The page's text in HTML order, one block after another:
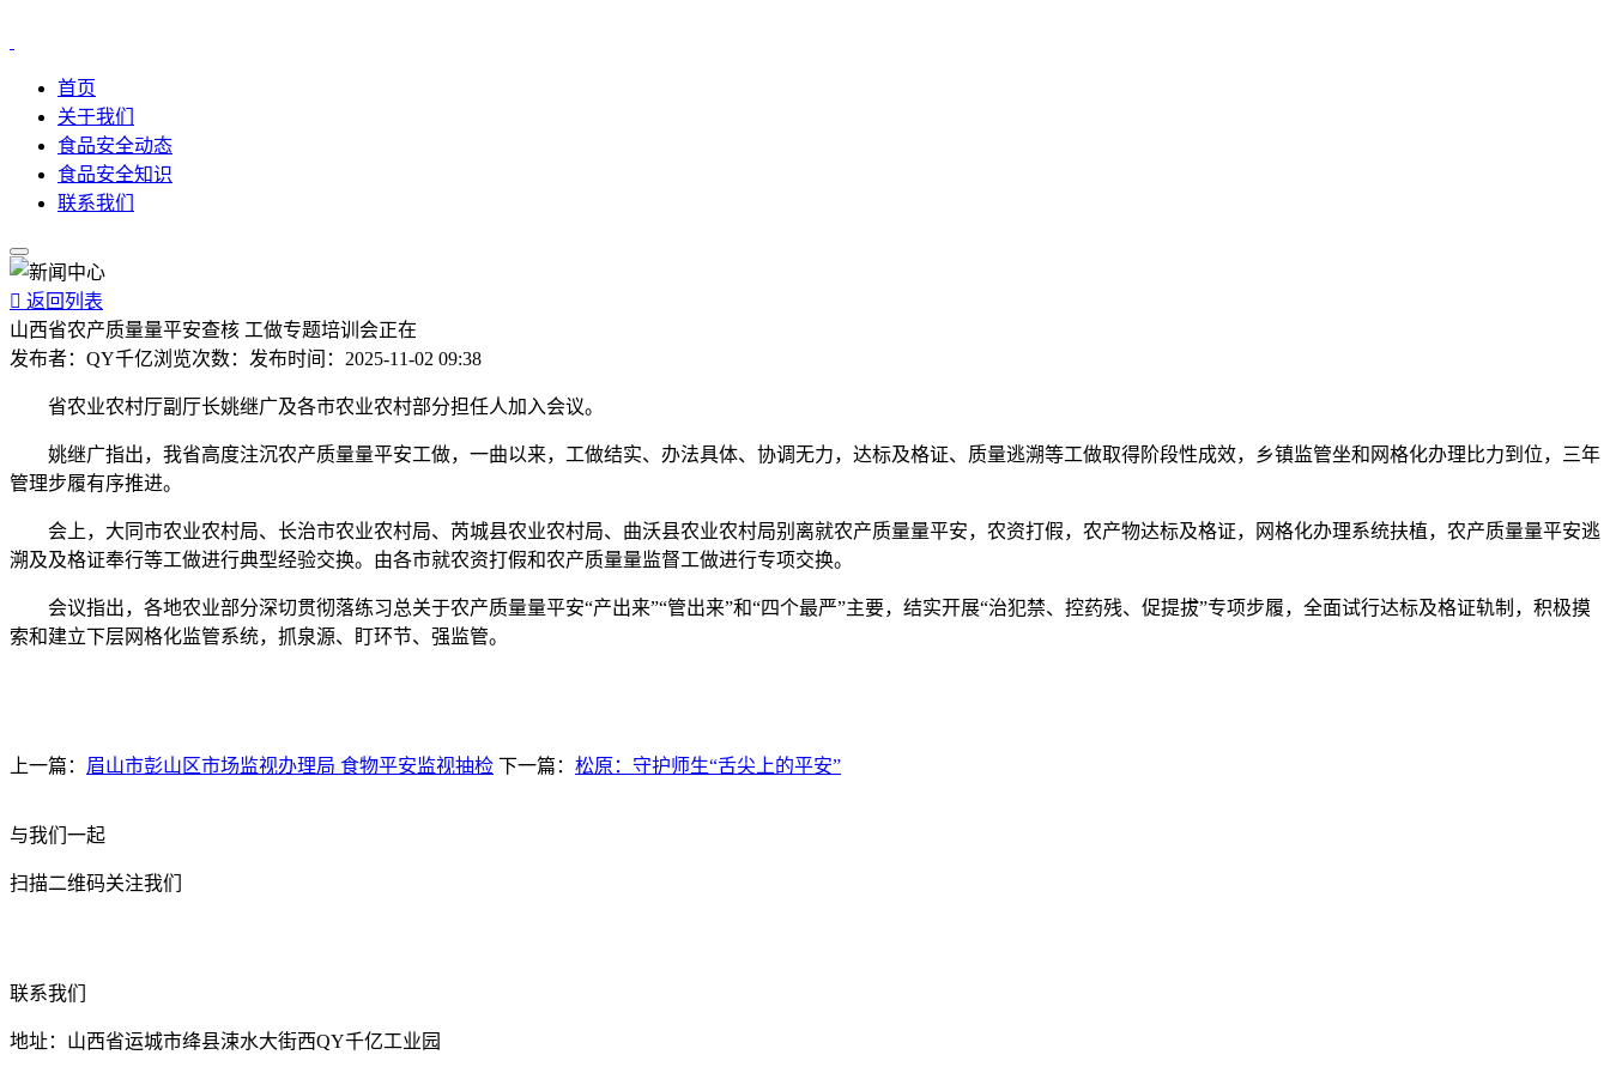
首页
关于我们
食品安全动态
食品安全知识
联系我们
 返回列表
山西省农产质量量平安查核 工做专题培训会正在
发布者： QY千亿浏览次数： 发布时间： 2025-11-02 09:38
省农业农村厅副厅长姚继广及各市农业农村部分担任人加入会议。
姚继广指出，我省高度注沉农产质量量平安工做，一曲以来，工做结实、办法具体、协调无力，达标及格证、质量逃溯等工做取得阶段性成效，乡镇监管坐和网格化办理比力到位，三年
管理步履有序推进。
会上，大同市农业农村局、长治市农业农村局、芮城县农业农村局、曲沃县农业农村局别离就农产质量量平安，农资打假，农产物达标及格证，网格化办理系统扶植，农产质量量平安逃
溯及及格证奉行等工做进行典型经验交换。由各市就农资打假和农产质量量监督工做进行专项交换。
会议指出，各地农业部分深切贯彻落练习总关于农产质量量平安“产出来”“管出来”和“四个最严”主要，结实开展“治犯禁、控药残、促提拔”专项步履，全面试行达标及格证轨制，积极摸
索和建立下层网格化监管系统，抓泉源、盯环节、强监管。
上一篇： 眉山市彭山区市场监视办理局 食物平安监视抽检 下一篇： 松原：守护师生“舌尖上的平安”
与我们一起
扫描二维码关注我们
联系我们
地址：山西省运城市绛县涑水大街西QY千亿工业园